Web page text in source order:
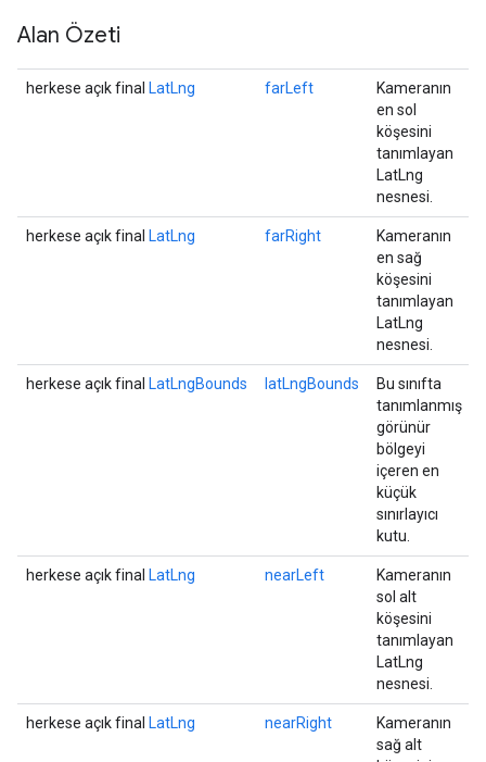
Alan Özeti
herkese açık final LatLng farLeft
Kameranın
en sol
köşesini
tanımlayan
LatLng
nesnesi.
herkese açık final LatLng farRight
Kameranın
en sağ
köşesini
tanımlayan
LatLng
nesnesi.
herkese açık final LatLngBounds latLngBounds
Bu sınıfta
tanımlanmış
görünür
bölgeyi
içeren en
küçük
sınırlayıcı
kutu.
herkese açık final LatLng nearLeft
Kameranın
sol alt
köşesini
tanımlayan
LatLng
nesnesi.
herkese açık final LatLng nearRight
Kameranın
sağ alt